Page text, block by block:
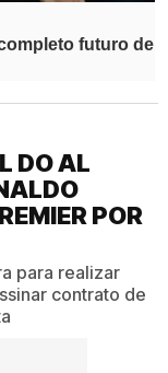
DO AL
POR
para realizar
contrato de